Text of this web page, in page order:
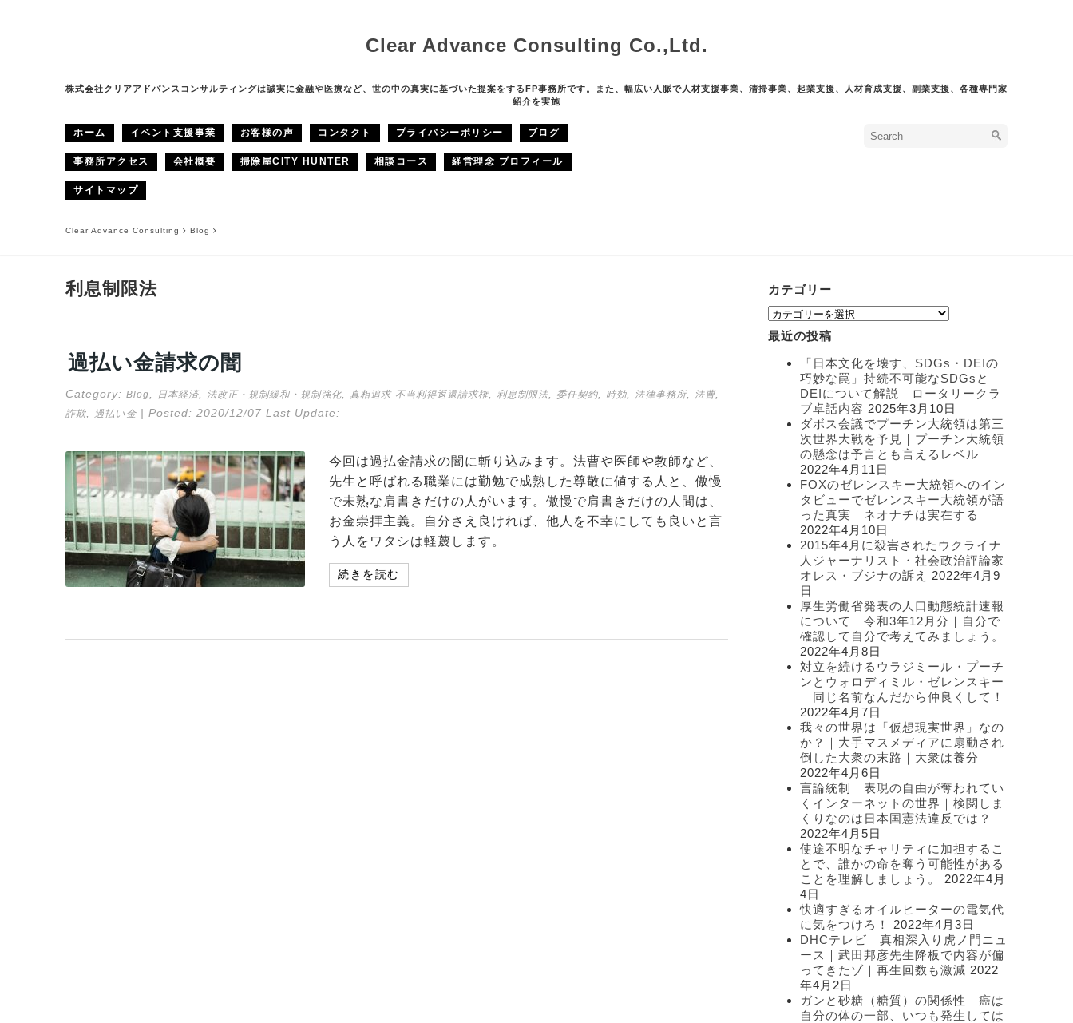
Clear Advance Consulting Co.,Ltd.
株式会社クリアアドバンスコンサルティングは誠実に金融や医療など、世の中の真実に基づいた提案をするFP事務所です。また、幅広い人脈で人材支援事業、清掃事業、起業支援、人材育成支援、副業支援、各種専門家
紹介を実施
ホーム イベント支援事業 お客様の声 コンタクト プライバシーポリシー ブログ
事務所アクセス 会社概要 掃除屋CITY HUNTER 相談コース 経営理念 プロフィール
サイトマップ
Clear Advance Consulting Blog
利息制限法
過払い金請求の闇
Category: Blog 日本経済 法改正・規制緩和・規制強化 真相追求 不当利得返還請求権, 利息制限法 委任契約 時効 法律事務所, 法曹,
詐欺 過払い金 | Posted: 2020/12/07 Last Update:
今回は過払金請求の闇に斬り込みます。法曹や医師や教師など、
先生と呼ばれる職業には勤勉で成熟した尊敬に値する人と、傲慢
で未熟な肩書きだけの人がいます。傲慢で肩書きだけの人間は、
お金崇拝主義。自分さえ良ければ、他人を不幸にしても良いと言
う人をワタシは軽蔑します。
続きを読む
カテゴリー
カ
テ
ゴ
最近の投稿
「日本文化を壊す、SDGs・DEIの
巧妙な罠」持続不可能なSDGsと
DEIについて解説 ロータリークラ
ブ卓話内容 2025年3月10日
ダボス会議でプーチン大統領は第三
次世界大戦を予見｜プーチン大統領
の懸念は予言とも言えるレベル
2022年4月11日
FOXのゼレンスキー大統領へのイン
タビューでゼレンスキー大統領が語
った真実｜ネオナチは実在する
2022年4月10日
2015年4月に殺害されたウクライナ
人ジャーナリスト・社会政治評論家
オレス・ブジナの訴え
2022年4月9
日
厚生労働省発表の人口動態統計速報
について｜令和3年12月分｜自分で
確認して自分で考えてみましょう。
2022年4月8日
対立を続けるウラジミール・プーチ
ンとウォロディミル・ゼレンスキー
｜同じ名前なんだから仲良くして！
2022年4月7日
我々の世界は「仮想現実世界」なの
か？｜大手マスメディアに扇動され
倒した大衆の末路｜大衆は養分
2022年4月6日
言論統制｜表現の自由が奪われてい
くインターネットの世界｜検閲しま
くりなのは日本国憲法違反では？
2022年4月5日
使途不明なチャリティに加担するこ
とで、誰かの命を奪う可能性がある
ことを理解しましょう。
2022年4月
4日
快適すぎるオイルヒーターの電気代
に気をつけろ！
2022年4月3日
DHCテレビ｜真相深入り虎ノ門ニュ
ース｜武田邦彦先生降板で内容が偏
ってきたゾ｜再生回数も激減 2022
年4月2日
ガンと砂糖（糖質）の関係性｜癌は
自分の体の一部、いつも発生しては